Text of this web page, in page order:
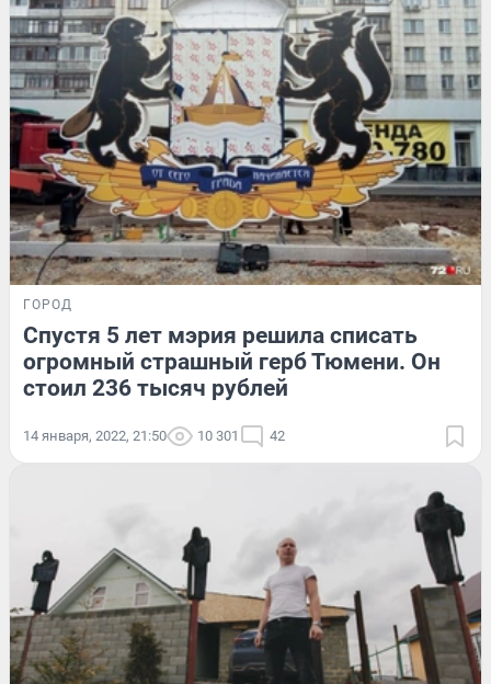
ГОРОД
Спустя 5 лет мэрия решила списать
огромный страшный герб Тюмени. Он
стоил 236 тысяч рублей
14 января, 2022, 21:50 10 301 42